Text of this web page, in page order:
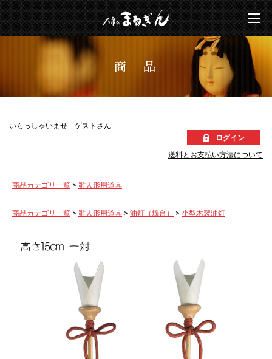
商 品
いらっしゃいませ ゲストさん
ログイン
送料とお支払い方法について
商品カテゴリ一覧 > 雛人形用道具
商品カテゴリ一覧 > 雛人形用道具 > 油灯（燭台） > 小型木製油灯